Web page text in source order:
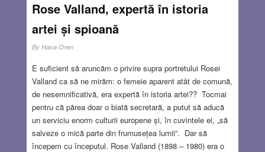
Rose Valland, expertă în istoria
artei și spioană
By Hava Oren
E suficient să aruncăm o privire supra portretului Rosei
Valland ca să ne mirăm: o femeie aparent atât de comună,
de nesemnificativă, era expertă în istoria artei?? Tocmai
pentru că părea doar o biată secretară, a putut să aducă
un serviciu enorm culturii europene și, în cuvintele ei, „să
salveze o mică parte din frumusețea lumii”. Dar să
începem cu începutul. Rose Valland (1898 – 1980) era o